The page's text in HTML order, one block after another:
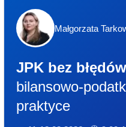
Małgorzata
JPK bez błędów
bilansowo-
praktyce